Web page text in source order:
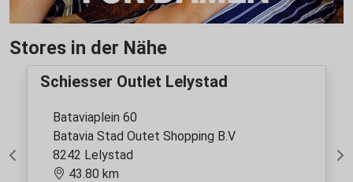
Stores in der Nähe
Previous
Schiesser Outlet Lelystad
Bataviaplein 60
Batavia Stad Outet Shopping B.V
8242 Lelystad
43.80 km